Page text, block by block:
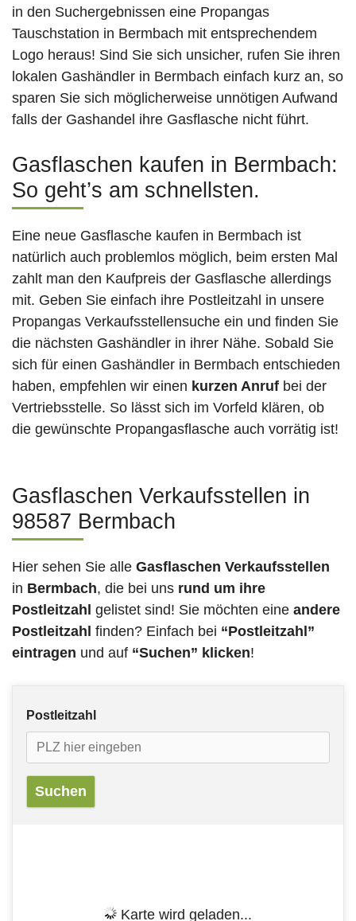
in den Suchergebnissen eine Propangas
Tauschstation in Bermbach mit entsprechendem
Logo heraus! Sind Sie sich unsicher, rufen Sie ihren
lokalen Gashändler in Bermbach einfach kurz an, so
sparen Sie sich möglicherweise unnötigen Aufwand
falls der Gashandel ihre Gasflasche nicht führt.
Gasflaschen kaufen in Bermbach:
So geht’s am schnellsten.
Eine neue Gasflasche kaufen in Bermbach ist
natürlich auch problemlos möglich, beim ersten Mal
zahlt man den Kaufpreis der Gasflasche allerdings
mit. Geben Sie einfach ihre Postleitzahl in unsere
Propangas Verkaufsstellensuche ein und finden Sie
die nächsten Gashändler in ihrer Nähe. Sobald Sie
sich für einen Gashändler in Bermbach entschieden
haben, empfehlen wir einen kurzen Anruf bei der
Vertriebsstelle. So lässt sich im Vorfeld klären, ob
die gewünschte Propangasflasche auch vorrätig ist!
Gasflaschen Verkaufsstellen in
98587 Bermbach
Hier sehen Sie alle Gasflaschen Verkaufsstellen
in Bermbach, die bei uns rund um ihre
Postleitzahl gelistet sind! Sie möchten eine andere
Postleitzahl finden? Einfach bei “Postleitzahl”
eintragen und auf “Suchen” klicken!
Postleitzahl
Karte wird geladen...